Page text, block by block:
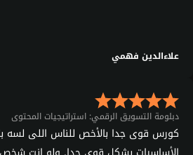
علاءالدين فهمي
دبلومة التسويق الرقمي: استراتيجيات المحتوى
كورس قوى جدا بالأخص للناس اللى لسه